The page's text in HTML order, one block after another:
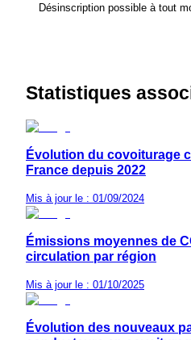
Désinscription possible à tout
Statistiques
Évolution du covoiturage
France depuis 2022
Mis à jour le : 01/09/2024
Émissions moyennes de
circulation par région
Mis à jour le : 01/10/2025
Évolution des nouveaux